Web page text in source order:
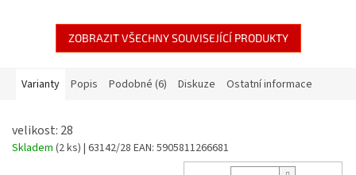
ZOBRAZIT VŠECHNY SOUVISEJÍCÍ PRODUKTY
Varianty Popis Podobné (6) Diskuze Ostatní informace
velikost: 28
Skladem (2 ks) | 63142/28 EAN: 5905811266681